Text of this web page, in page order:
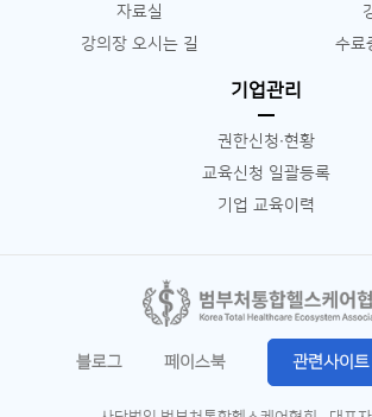
자료실
강의장 오시는 길
수료
기업관리
권한신청∙현황
교육신청 일괄등록
기업 교육이력
블로그 페이스북 관련사이트